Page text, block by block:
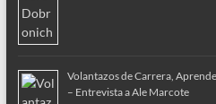
Volantazos de Carrera,
– Entrevista a Ale Marcote